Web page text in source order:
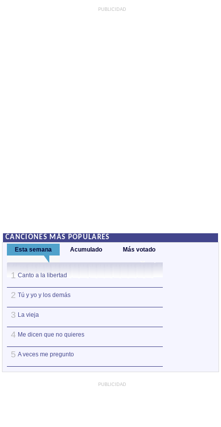
PUBLICIDAD
CANCIONES MÁS POPULARES
Esta semana Acumulado Más votado
1 Canto a la libertad
2 Tú y yo y los demás
3 La vieja
4 Me dicen que no quieres
5 A veces me pregunto
PUBLICIDAD